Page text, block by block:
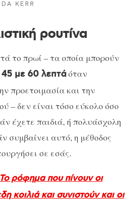
KERR
ρουτίνα
το πρωί – τα οποία μπορούν
45 με 60 λεπτάόταν
προετοιμασία και την
– δεν είναι τόσο εύκολο όσο
έχετε παιδιά, ή πολυάσχολη
συμβαίνει αυτό, η μέθοδος
σε εσάς.
ρόφημα που πίνουν οι
κοιλιά και συνιστούν και οι